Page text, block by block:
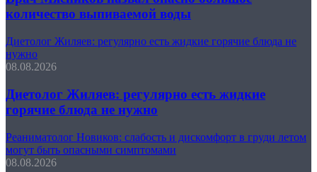
количество выпиваемой воды
Диетолог Жиляев: регулярно есть жидкие горячие блюда не
нужно
08.08.2026
Диетолог Жиляев: регулярно есть жидкие
горячие блюда не нужно
Реаниматолог Новиков: слабость и дискомфорт в груди летом
могут быть опасными симптомами
08.08.2026